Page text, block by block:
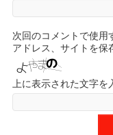
次回のコメントで使用
アドレス、サイトを保
上に表示された文字を